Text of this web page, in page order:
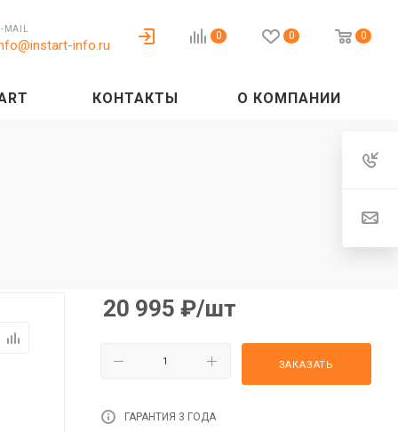
MAIL
info.ru
0 0 0
КОНТАКТЫ О КОМПАНИИ
20 995 ₽/шт
ЗАКАЗАТЬ
ГАРАНТИЯ 3 ГОДА